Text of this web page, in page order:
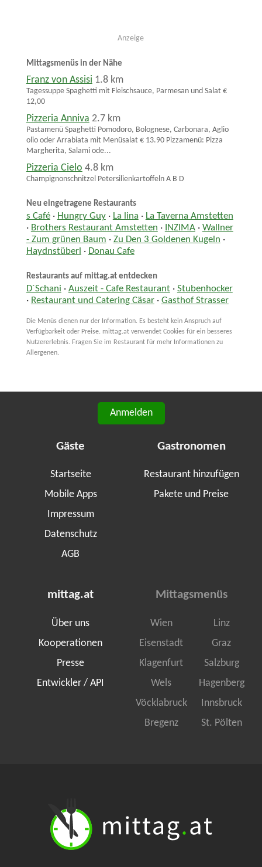
Anzeige
Mittagsmenüs in der Nähe
Franz von Assisi 1.8 km
Tagessuppe Spaghetti mit Fleischsauce, Parmesan und Salat €
12,00
Pizzeria Anniva 2.7 km
Pastamenü Spaghetti Pomodoro, Bolognese, Carbonara, Aglio
olio oder Arrabiata mit Menüsalat € 13.90 Pizzamenü: Pizza
Margherita, Salami ode...
Pizzeria Cielo 4.8 km
Champignonschnitzel Petersilienkartoffeln A B D
Neu eingetragene Restaurants
s Café· Hungry Guy· La lina · La Taverna Amstetten
· Brothers Restaurant Amstetten · INZIMA· Wallner
- Zum grünen Baum · Zu Den 3 Goldenen Kugeln ·
Haydnstüberl · Donau Cafe
Restaurants auf mittag.at entdecken
D´Schani · Auszeit - Cafe Restaurant· Stubenhocker
· Restaurant und Catering Cäsar· Gasthof Strasser
Die Menüs dienen nur der Information. Es besteht kein Anspruch auf
Verfügbarkeit oder Preise. mittag.at verwendet Cookies für ein besseres
Nutzererlebnis. Fragen Sie im Restaurant für mehr Informationen zu
Allergenen.
Anmelden
Gäste
Startseite
Mobile Apps
Impressum
Datenschutz
AGB
Gastronomen
Restaurant hinzufügen
Pakete und Preise
mittag.at
Über uns
Kooperationen
Presse
Entwickler / API
Mittagsmenüs
Wien
Linz
Eisenstadt
Graz
Klagenfurt
Salzburg
Wels
Hagenberg
Vöcklabruck
Innsbruck
Bregenz
St. Pölten